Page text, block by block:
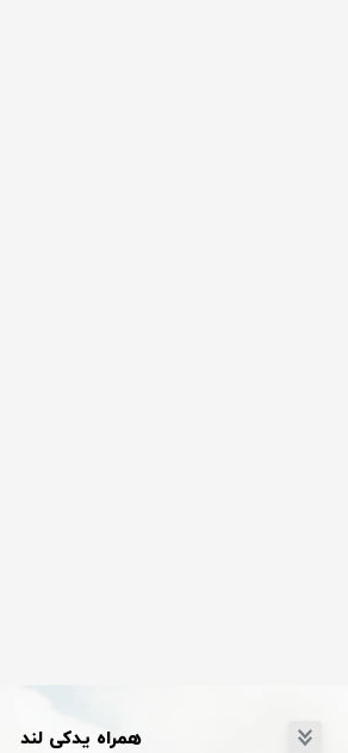
همراه یدکی لند